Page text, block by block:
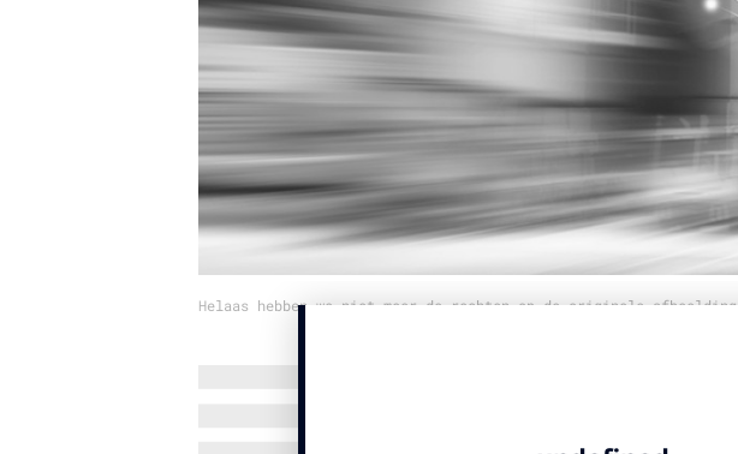
Helaas hebben we niet meer de rechten op de originele afbeelding